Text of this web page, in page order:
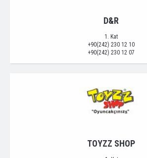
D&R
1. Kat
+90(242) 230 12 10
+90(242) 230 12 07
TOYZZ SHOP